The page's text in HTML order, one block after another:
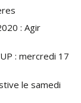
: Agir
: mercredi 17
le samedi